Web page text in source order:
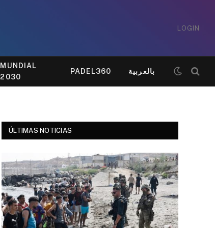
LOGIN
MUNDIAL
2030
PADEL360 بالعربية
ÚLTIMAS NOTICIAS